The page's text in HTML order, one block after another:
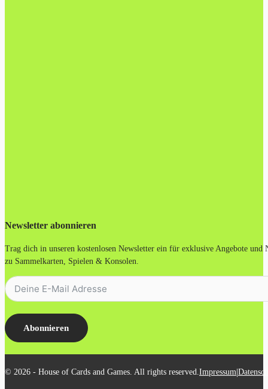
Newsletter abonnieren
Trag dich in unseren kostenlosen Newsletter ein für exklusive Angebote und
zu Sammelkarten, Spielen & Konsolen.
Abonnieren
© 2026 - House of Cards and Games. All rights reserved.Impressum|